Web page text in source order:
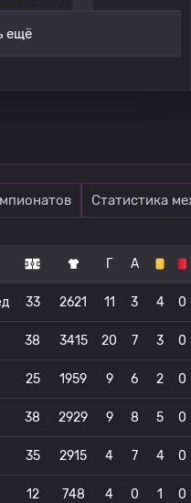
ещё
Статистика
Г А
33 2621 11 3 4 0
38 3415 20 7 3 0
25 1959 9 6 2 0
38 2929 9 8 5 0
35 2915 4 7 4 0
12 748 4 0 1 0